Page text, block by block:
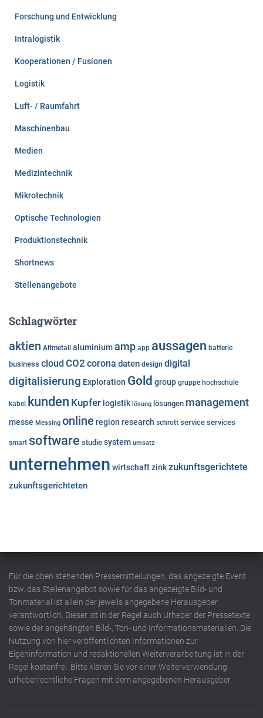
Forschung und Entwicklung
Intralogistik
Kooperationen / Fusionen
Logistik
Luft- / Raumfahrt
Maschinenbau
Medien
Medizintechnik
Mikrotechnik
Optische Technologien
Produktionstechnik
Shortnews
Stellenangebote
Schlagwörter
aktien Altmetall aluminiumamp app aussagen batterie
business cloud CO2 corona daten design digital
digitalisierung Exploration Gold group gruppe hochschule
kabel kunden Kupfer logistik lösung lösungen management
messe Messing online region research schrott service services
smart software studie system umsatz
unternehmen wirtschaftzinkzukunftsgerichtete
zukunftsgerichteten
Für die oben stehenden Pressemitteilungen, das angezeigte Event
bzw. das Stellenangebot sowie für das angezeigte Bild- und
Tonmaterial ist allein der jeweils angegebene Herausgeber
verantwortlich. Dieser ist in der Regel auch Urheber der Pressetexte
sowie der angehängten Bild-, Ton- und Informationsmaterialien. Die
Nutzung von hier veröffentlichten Informationen zur
Eigeninformation und redaktionellen Weiterverarbeitung ist in der
Regel kostenfrei. Bitte klären Sie vor einer Weiterverwendung
urheberrechtliche Fragen mit dem angegebenen Herausgeber.